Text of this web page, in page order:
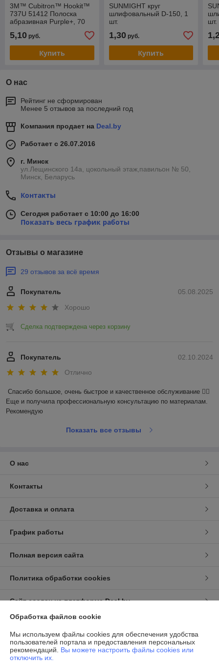
3M™ Cubitron™ Hookit™
737U 51412 Полоска
абразивная Purple+, 70
5,10 руб.
Купить
SUNMIGHT круг
шлифовальный D-150, 1
шт.
1,30руб.
Купить
шт.
О нас
Рейтинг не сформирован
Менее 5 отзывов за последний год
Компания продает на Deal.by
Работает с 26.07.2016
г. Минск
ул.Лещинского 14а, цокольный этаж,павильон № 50,
Минск, Беларусь
Контакты
Сегодня работает с 10:00 до 16:00
Показать весь график работы
Отзывы о магазине
29 отзывов за всё время
05.08.2025
Покупатель
Хорошо
Сделка подтверждена через корзину
02.10.2024
Покупатель
Отлично
Спасибо большое, очень быстрое и качественное обслуживание 👍🏼
Еще и получила профессиональную консультацию по материалам.
Рекомендую
Показать все отзывы
О нас
Контакты
Доставка и оплата
График работы
Полная версия сайта
Политика обработки cookies
Сайт создан на платформе Deal.by
Информация для покупателя
Индивидуальный предприниматель:ИП Брезовский А.Н.
г.Минск, ул.Лещинского, д.53, кв. 27
Обработка файлов cookie
Мы используем файлы cookies для обеспечения удобства
пользователей портала и предоставления персональных
рекомендаций. Вы можете настроить файлы cookies или
отключить их.